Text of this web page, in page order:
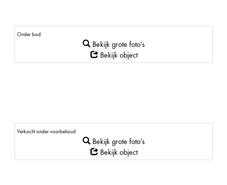
Onder bod
Bekijk grote foto's
Bekijk object
Verkocht onder voorbehoud
Bekijk grote foto's
Bekijk object